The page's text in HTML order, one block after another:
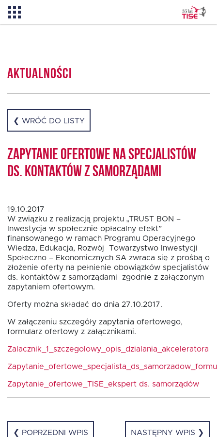
Dlaczego TISE?
Pożyczka rozwojowa TISE – NOWOŚĆ!
Oferta dla NGO/PES
Fundusz FKIS
Rodo
Dokumenty
Rekrutujemy
Aktualności
❮ WRÓĆ DO LISTY
Zapytanie ofertowe na specjalistów
ds. kontaktów z samorządami
19.10.2017
W związku z realizacją projektu „TRUST BON –
Inwestycja w społecznie opłacalny efekt”
finansowanego w ramach Programu Operacyjnego
Wiedza, Edukacja, Rozwój Towarzystwo Inwestycji
Społeczno – Ekonomicznych SA zwraca się z prośbą o
złożenie oferty na pełnienie obowiązków specjalistów
ds. kontaktów z samorządami zgodnie z załączonym
zapytaniem ofertowym.
Oferty można składać do dnia 27.10.2017.
W załączeniu szczegóły zapytania ofertowego,
formularz ofertowy z załącznikami.
Zalacznik_1_szczegolowy_opis_dzialania_akceleratora
Zapytanie_ofertowe_TISE_ekspert ds. samorządów
❮ POPRZEDNI WPIS NASTĘPNY WPIS ❯